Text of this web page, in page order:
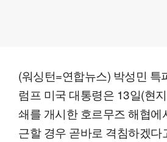
(워싱턴=연합뉴스) 박성민 특
럼프 미국 대통령은 13일(현
쇄를 개시한 호르무즈 해협에
근할 경우 곧바로 격침하겠다